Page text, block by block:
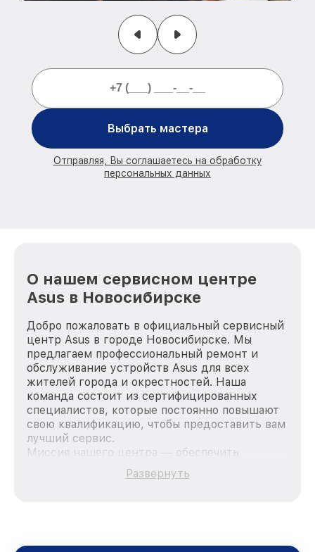
Выбрать мастера
Отправляя, Вы соглашаетесь на обработку
персональных данных
О нашем сервисном центре
Asus в Новосибирске
Добро пожаловать в официальный сервисный
центр Asus в городе Новосибирске. Мы
предлагаем профессиональный ремонт и
обслуживание устройств Asus для всех
жителей города и окрестностей. Наша
команда состоит из сертифицированных
специалистов, которые постоянно повышают
свою квалификацию, чтобы предоставить вам
лучший сервис.
Миссия нашего центра — обеспечить
качественный и доступный ремонт для
каждого пользователя продукции Asus, вне
Развернуть